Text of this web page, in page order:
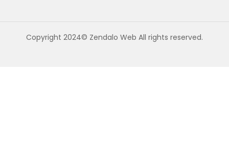
Copyright 2024© Zendalo Web All rights reserved.